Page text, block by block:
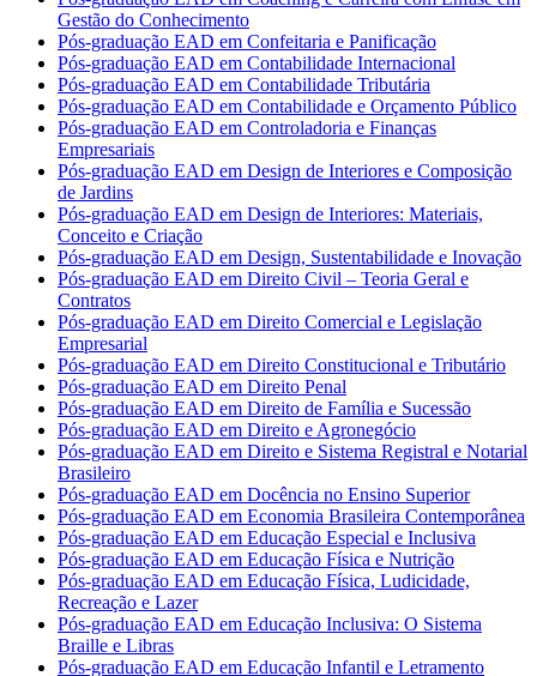
Gestão do Conhecimento
Pós-graduação EAD em Confeitaria e Panificação
Pós-graduação EAD em Contabilidade Internacional
Pós-graduação EAD em Contabilidade Tributária
Pós-graduação EAD em Contabilidade e Orçamento Público
Pós-graduação EAD em Controladoria e Finanças
Empresariais
Pós-graduação EAD em Design de Interiores e Composição
de Jardins
Pós-graduação EAD em Design de Interiores: Materiais,
Conceito e Criação
Pós-graduação EAD em Design, Sustentabilidade e Inovação
Pós-graduação EAD em Direito Civil – Teoria Geral e
Contratos
Pós-graduação EAD em Direito Comercial e Legislação
Empresarial
Pós-graduação EAD em Direito Constitucional e Tributário
Pós-graduação EAD em Direito Penal
Pós-graduação EAD em Direito de Família e Sucessão
Pós-graduação EAD em Direito e Agronegócio
Pós-graduação EAD em Direito e Sistema Registral e Notarial
Brasileiro
Pós-graduação EAD em Docência no Ensino Superior
Pós-graduação EAD em Economia Brasileira Contemporânea
Pós-graduação EAD em Educação Especial e Inclusiva
Pós-graduação EAD em Educação Física e Nutrição
Pós-graduação EAD em Educação Física, Ludicidade,
Recreação e Lazer
Pós-graduação EAD em Educação Inclusiva: O Sistema
Braille e Libras
Pós-graduação EAD em Educação Infantil e Letramento